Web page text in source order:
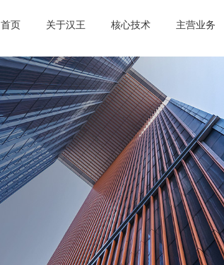
首页 关于汉王 核心技术 主营业务